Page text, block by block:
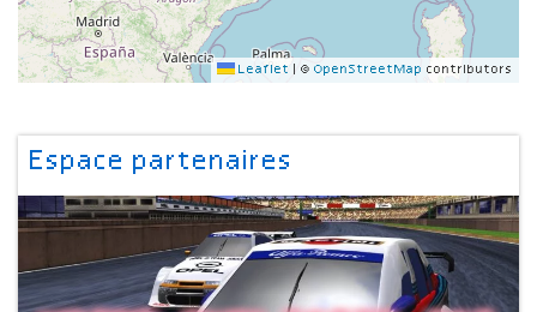
Leaflet © OpenStreetMap contributors
Espace partenaires